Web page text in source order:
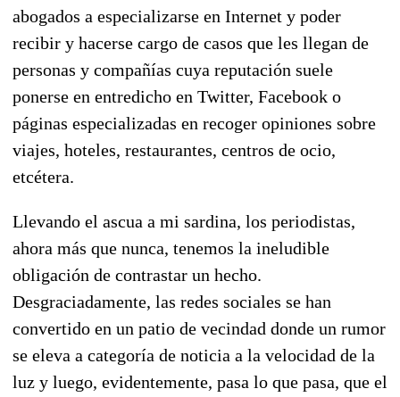
abogados a especializarse en Internet y poder
recibir y hacerse cargo de casos que les llegan de
personas y compañías cuya reputación suele
ponerse en entredicho en Twitter, Facebook o
páginas especializadas en recoger opiniones sobre
viajes, hoteles, restaurantes, centros de ocio,
etcétera.
Llevando el ascua a mi sardina, los periodistas,
ahora más que nunca, tenemos la ineludible
obligación de contrastar un hecho.
Desgraciadamente, las redes sociales se han
convertido en un patio de vecindad donde un rumor
se eleva a categoría de noticia a la velocidad de la
luz y luego, evidentemente, pasa lo que pasa, que el